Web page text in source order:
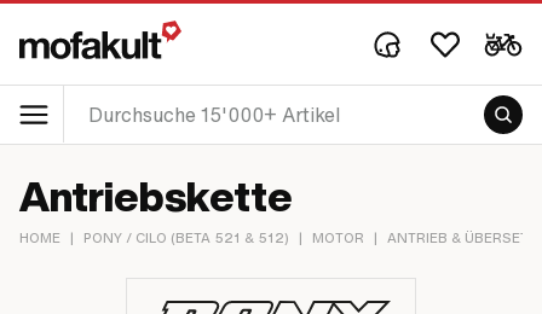
Antriebskette
HOME | PONY / CILO (BETA 521 & 512) | MOTOR | ANTRIEB &